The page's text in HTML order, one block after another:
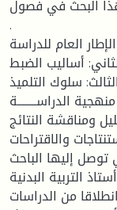
البحث في فصول
.
العام للدراسة
أساليب الضبط
سلوك التلميذ
الدراســــــــة
ومناقشة النتائج
والاقتراحات
إليها الباحث :
التربية البدنية
من الدراسات